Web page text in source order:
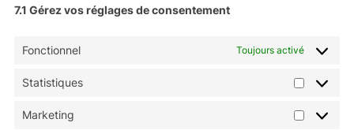
7.1 Gérez vos réglages de consentement
Fonctionnel Toujours activé
Statistiques
Marketing